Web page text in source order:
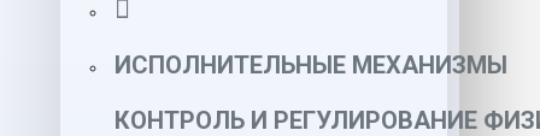
ИСПОЛНИТЕЛЬНЫЕ МЕХАНИЗМЫ
КОНТРОЛЬ И РЕГУЛИРОВАНИЕ